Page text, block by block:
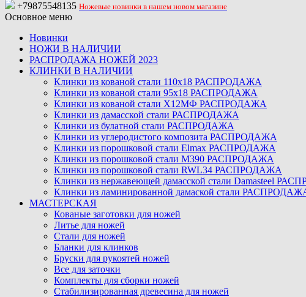
+79875548135 Ножевые новинки в нашем новом магазине
Основное меню
Новинки
НОЖИ В НАЛИЧИИ
РАСПРОДАЖА НОЖЕЙ 2023
КЛИНКИ В НАЛИЧИИ
Клинки из кованой стали 110х18 РАСПРОДАЖА
Клинки из кованой стали 95х18 РАСПРОДАЖА
Клинки из кованой стали Х12МФ РАСПРОДАЖА
Клинки из дамасской стали РАСПРОДАЖА
Клинки из булатной стали РАСПРОДАЖА
Клинки из углеродистого композита РАСПРОДАЖА
Клинки из порошковой стали Elmax РАСПРОДАЖА
Клинки из порошковой стали M390 РАСПРОДАЖА
Клинки из порошковой стали RWL34 РАСПРОДАЖА
Клинки из нержавеющей дамасской стали Damasteel
Клинки из ламинированной дамаской стали
МАСТЕРСКАЯ
Кованые заготовки для ножей
Литье для ножей
Стали для ножей
Бланки для клинков
Бруски для рукоятей ножей
Все для заточки
Комплекты для сборки ножей
Стабилизированная древесина для ножей